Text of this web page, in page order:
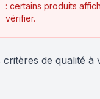
: certains produits
vérifier.
de qualité